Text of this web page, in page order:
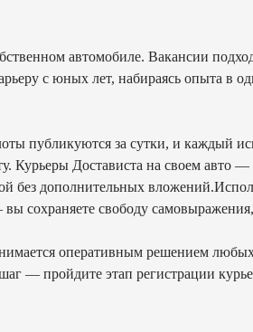
автомобиле. Вакансии
с юных лет, набираясь опыта в
публикуются за сутки, и каждый
Достависта на своем авто —
без дополнительных
сохраняете свободу
оперативным решением
— пройдите этап регистрации